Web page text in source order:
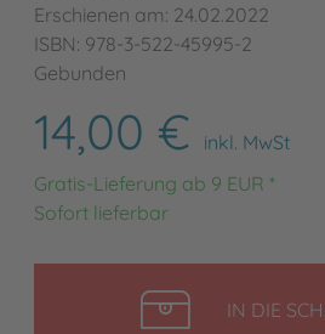
Erschienen am: 24.02.2022
ISBN: 978-3-522-45995-2
Gebunden
14,00 €
inkl. MwSt
Gratis-Lieferung ab 9 EUR *
Sofort lieferbar
IN DIE